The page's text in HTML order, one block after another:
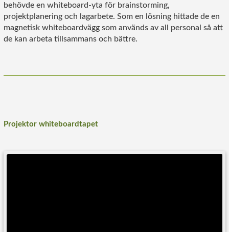
behövde en whiteboard-yta för brainstorming,
projektplanering och lagarbete. Som en lösning hittade de en
magnetisk whiteboardvägg som används av all personal så att
de kan arbeta tillsammans och bättre.
Projektor whiteboardtapet